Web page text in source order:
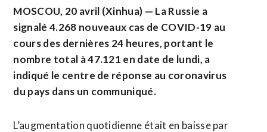
MOSCOU, 20 avril (Xinhua) — La Russie a
signalé 4.268 nouveaux cas de COVID-19 au
cours des dernières 24 heures, portant le
nombre total à 47.121 en date de lundi, a
indiqué le centre de réponse au coronavirus
du pays dans un communiqué.
L’augmentation quotidienne était en baisse par